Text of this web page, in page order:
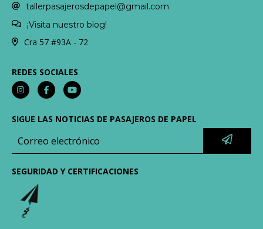
tallerpasajerosdepapel@gmail.com
¡Visita nuestro blog!
Cra 57 #93A - 72
REDES SOCIALES
SIGUE LAS NOTICIAS DE PASAJEROS DE PAPEL
SEGURIDAD Y CERTIFICACIONES